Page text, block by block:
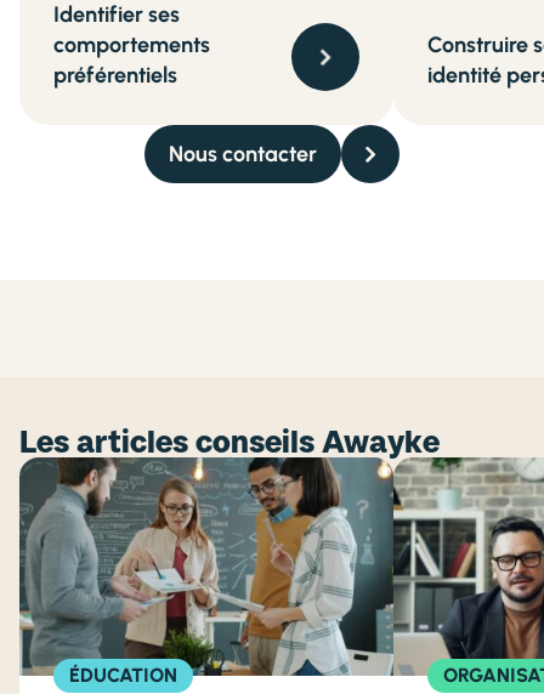
Identifier ses
comportements
préférentiels
Construire
identité
Nous contacter
Les articles conseils Awayke
ÉDUCATION